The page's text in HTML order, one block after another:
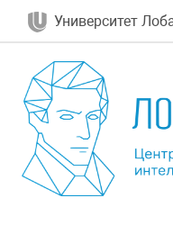
Университет